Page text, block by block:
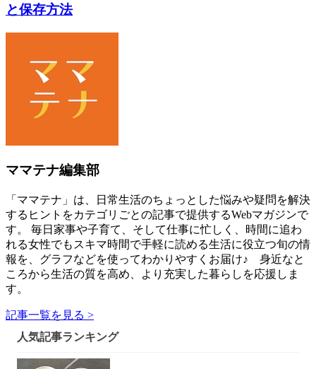
と保存方法
ママテナ編集部
「ママテナ」は、日常生活のちょっとした悩みや疑問を解決
するヒントをカテゴリごとの記事で提供するWebマガジンで
す。 毎日家事や子育て、そして仕事に忙しく、時間に追わ
れる女性でもスキマ時間で手軽に読める生活に役立つ旬の情
報を、グラフなどを使ってわかりやすくお届け♪ 身近なと
ころから生活の質を高め、より充実した暮らしを応援しま
す。
記事一覧を見る >
人気記事ランキング